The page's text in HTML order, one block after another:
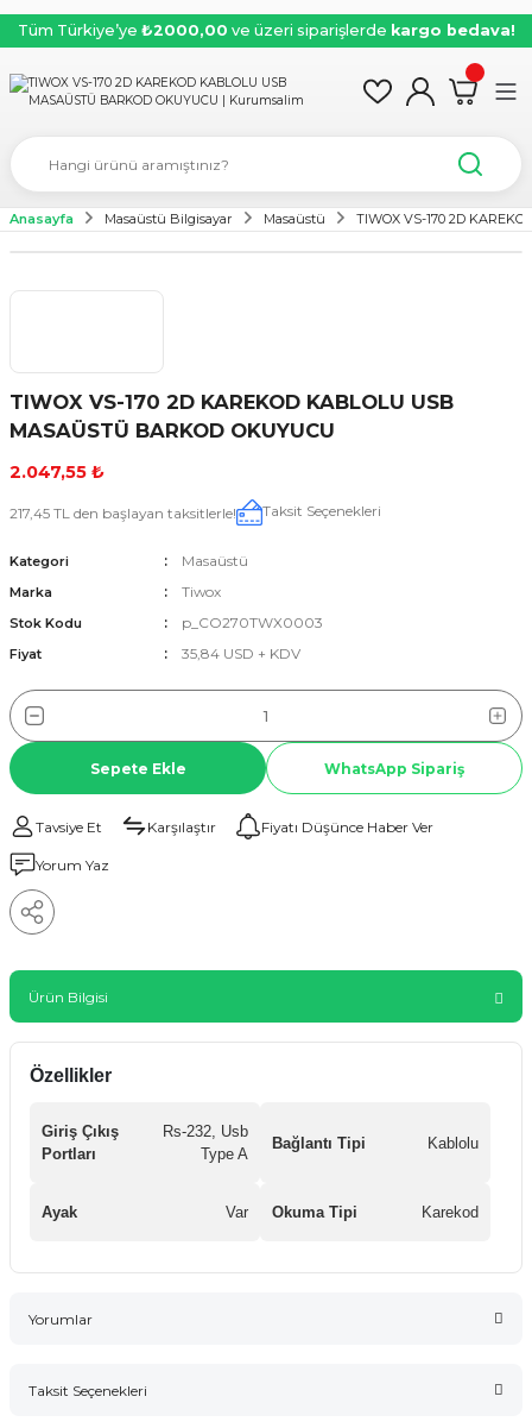
Tüm Türkiye’ye ₺2000,00 ve üzeri siparişlerde kargo bedava!
Anasayfa Masaüstü Bilgisayar Masaüstü TIWOX VS-170 2D
TIWOX VS-170 2D KAREKOD KABLOLU USB
MASAÜSTÜ BARKOD OKUYUCU
2.047,55 ₺
217,45 TL den başlayan taksitlerle! Taksit Seçenekleri
Kategori Masaüstü
Marka Tiwox
Stok Kodu p_CO270TWX0003
Fiyat 35,84 USD + KDV
Sepete Ekle WhatsApp Sipariş
Tavsiye Et Karşılaştır Fiyatı Düşünce Haber Ver
Yorum Yaz
Ürün Bilgisi
Özellikler
Giriş Çıkış
Portları
Rs-232, Usb
Type A
Bağlantı Tipi Kablolu
Ayak Var Okuma Tipi Karekod
Yorumlar
Taksit Seçenekleri